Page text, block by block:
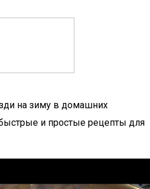
на зиму в домашних
и простые рецепты для